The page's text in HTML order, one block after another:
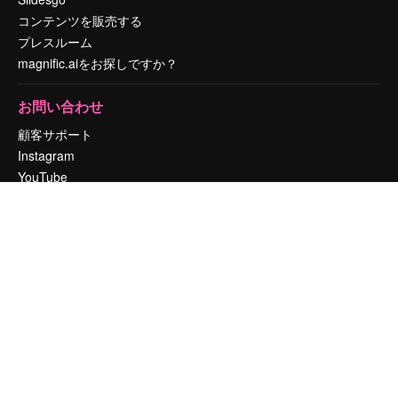
コンテンツを販売する
プレスルーム
magnific.aiをお探しですか？
お問い合わせ
顧客サポート
Instagram
YouTube